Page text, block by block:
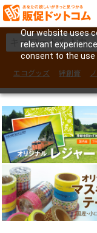
Our website uses
relevant
consent to the use
エコグッズ 絆創膏
フェイスシール